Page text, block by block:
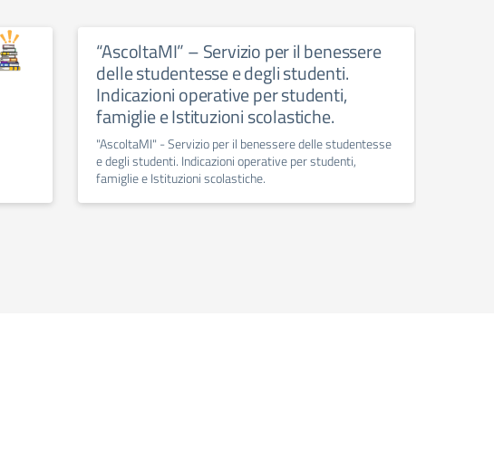
“AscoltaMI” – Servizio per il benessere
delle studentesse e degli studenti.
Indicazioni operative per studenti,
famiglie e Istituzioni scolastiche.
"AscoltaMI" - Servizio per il benessere delle studentesse
e degli studenti. Indicazioni operative per studenti,
famiglie e Istituzioni scolastiche.